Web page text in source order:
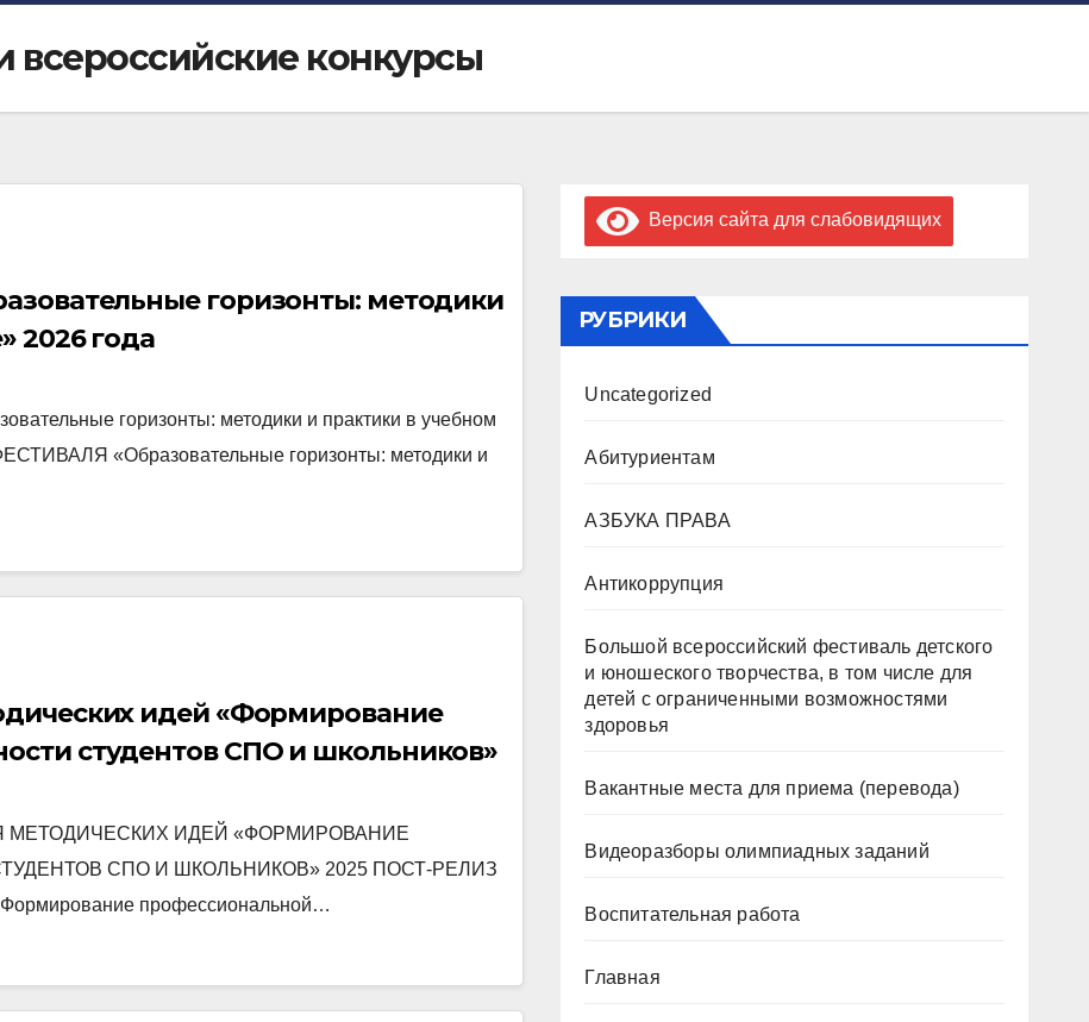
всероссийские конкурсы
горизонты: методики
2026 года
горизонты: методики и практики в учебном
«Образовательные горизонты: методики и
идей «Формирование
студентов СПО и школьников»
ИДЕЙ «ФОРМИРОВАНИЕ
СПО И ШКОЛЬНИКОВ» 2025 ПОСТ-РЕЛИЗ
профессиональной…
Версия сайта для слабовидящих
РУБРИКИ
Uncategorized
Абитуриентам
АЗБУКА ПРАВА
Антикоррупция
Большой всероссийский фестиваль детского
и юношеского творчества, в том числе для
детей с ограниченными возможностями
здоровья
Вакантные места для приема (перевода)
Видеоразборы олимпиадных заданий
Воспитательная работа
Главная